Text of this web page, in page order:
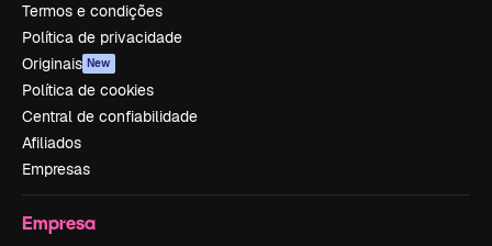
Termos e condições
Política de privacidade
Originais New
Política de cookies
Central de confiabilidade
Afiliados
Empresas
Empresa